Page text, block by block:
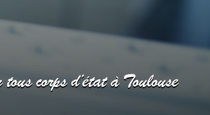
corps d’état à Toulouse